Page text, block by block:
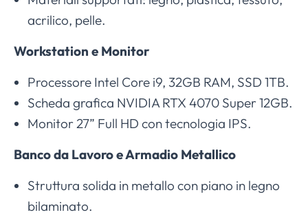
acrilico, pelle.
Workstation e Monitor
Processore Intel Core i9, 32GB RAM, SSD 1TB.
Scheda grafica NVIDIA RTX 4070 Super 12GB.
Monitor 27” Full HD con tecnologia IPS.
Banco da Lavoro e Armadio Metallico
Struttura solida in metallo con piano in legno
bilaminato.